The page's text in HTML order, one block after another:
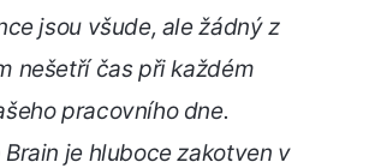
jsou všude, ale žádný z
nešetří čas při každém
pracovního dne.
je hluboce zakotven v